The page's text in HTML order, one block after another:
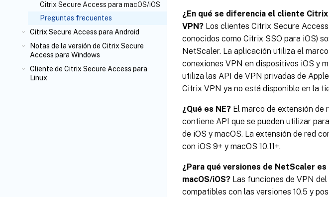
Citrix Secure Access para macOS/iOS
Preguntas frecuentes
Citrix Secure Access para Android
Notas de la versión de Citrix Secure
Access para Windows
Cliente de Citrix Secure Access para
Linux
¿En qué se diferencia el cliente
VPN? Los clientes Citrix Secure
conocidos como Citrix SSO para iOS)
NetScaler. La aplicación utiliza el
conexiones VPN en dispositivos iOS y
utiliza las API de VPN privadas de
Citrix VPN ya no está disponible en la
¿Qué es NE? El marco de extensión de
contiene API que se pueden utilizar
de iOS y macOS. La extensión de red
con iOS 9+ y macOS 10.11+.
¿Para qué versiones de NetScaler
macOS/iOS? Las funciones de VPN
compatibles con las versiones 10.5 y